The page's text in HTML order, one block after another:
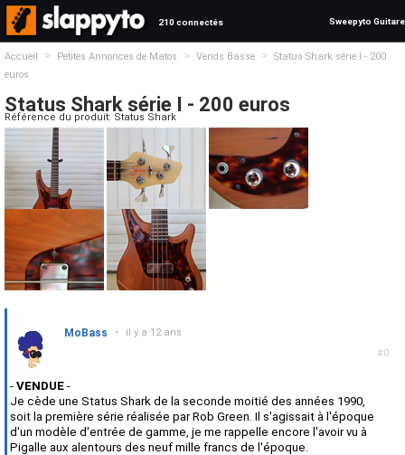
210 connectés Sweepyto Guitare
Accueil > Petites Annonces de Matos > Vends Basse >
Status Shark série I - 200
euros
Status Shark série I - 200 euros
Référence du produit: Status Shark
#0
MoBass • il y a 12 ans
- VENDUE -
Je cède une Status Shark de la seconde moitié des années 1990,
soit la première série réalisée par Rob Green. Il s'agissait à l'époque
d'un modèle d'entrée de gamme, je me rappelle encore l'avoir vu à
Pigalle aux alentours des neuf mille francs de l'époque.